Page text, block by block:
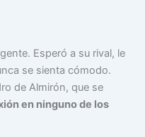
Esperó a su rival, le
se sienta cómodo.
de Almirón, que se
en ninguno de los